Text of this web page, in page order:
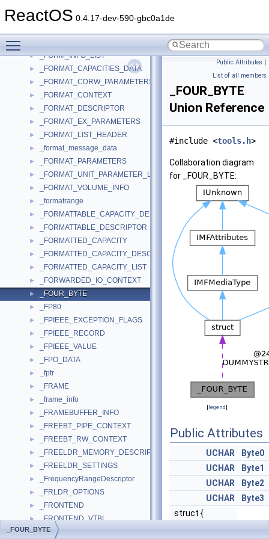
ReactOS 0.4.17-dev-590-gbc0a1de
► _FORM_INFO_1W
► _FORM_INFO_LIST
► _FORMAT_CAPACITIES_DATA
► _FORMAT_CDRW_PARAMETERS_USER_IN
► _FORMAT_CONTEXT
► _FORMAT_DESCRIPTOR
► _FORMAT_EX_PARAMETERS
► _FORMAT_LIST_HEADER
► _format_message_data
► _FORMAT_PARAMETERS
► _FORMAT_UNIT_PARAMETER_LIST
► _FORMAT_VOLUME_INFO
► _formatrange
► _FORMATTABLE_CAPACITY_DESCRIPTOR
► _FORMATTABLE_DESCRIPTOR
► _FORMATTED_CAPACITY
► _FORMATTED_CAPACITY_DESCRIPTOR
► _FORMATTED_CAPACITY_LIST
► _FORWARDED_IO_CONTEXT
► _FOUR_BYTE
► _FP80
► _FPIEEE_EXCEPTION_FLAGS
► _FPIEEE_RECORD
► _FPIEEE_VALUE
► _FPO_DATA
► _fptr
► _FRAME
► _frame_info
► _FRAMEBUFFER_INFO
► _FREEBT_PIPE_CONTEXT
► _FREEBT_RW_CONTEXT
► _FREELDR_MEMORY_DESCRIPTOR
► _FREELDR_SETTINGS
► _FrequencyRangeDescriptor
► _FRLDR_OPTIONS
► _FRONTEND
► _FRONTEND_VTBL
► _FS_CHANGE_NOTIFY_ENTRY
Public Attributes |
List of all members
_FOUR_BYTE
Union Reference
#include <tools.h>
Collaboration diagram
for _FOUR_BYTE:
[legend]
Public Attributes
UCHAR
Byte0
UCHAR
Byte1
UCHAR
Byte2
UCHAR
Byte3
struct {
UCHAR Byte0
_FOUR_BYTE